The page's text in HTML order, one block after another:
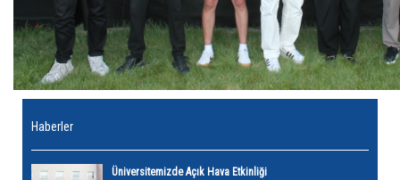
Haberler
Üniversitemizde Açık Hava Etkinliği